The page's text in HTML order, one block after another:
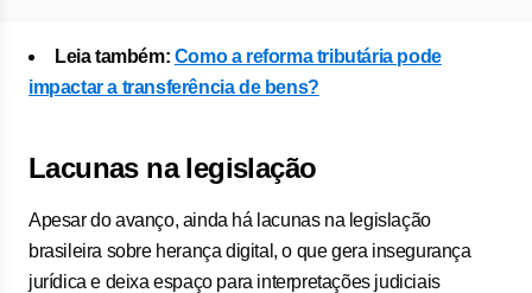
Leia também: Como a reforma tributária pode
impactar a transferência de bens?
Lacunas na legislação
Apesar do avanço, ainda há lacunas na legislação
brasileira sobre herança digital, o que gera insegurança
jurídica e deixa espaço para interpretações judiciais